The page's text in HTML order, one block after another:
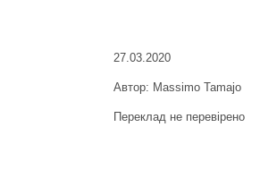
27.03.2020
Автор: Massimo Tamajo
Переклад не перевірено